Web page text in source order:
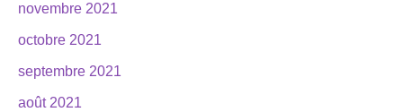
novembre 2021
octobre 2021
septembre 2021
août 2021